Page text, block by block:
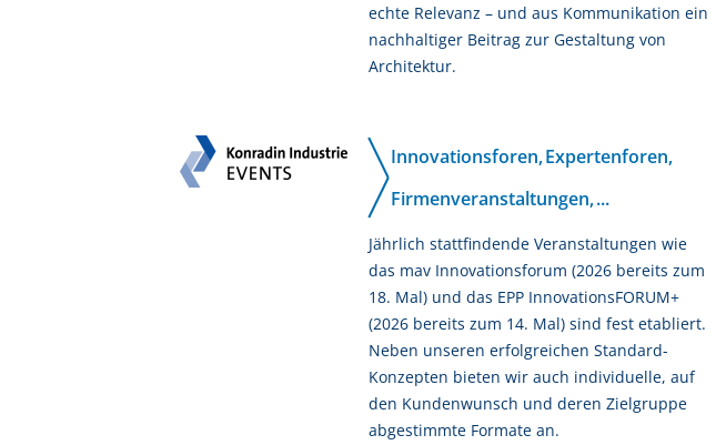
echte Relevanz – und aus Kommunikation ein
nachhaltiger Beitrag zur Gestaltung von
Architektur.
Innovationsforen, Expertenforen,
Firmenveranstaltungen, ...
Jährlich stattfindende Veranstaltungen wie
das mav Innovationsforum (2026 bereits zum
18. Mal) und das EPP InnovationsFORUM+
(2026 bereits zum 14. Mal) sind fest etabliert.
Neben unseren erfolgreichen Standard-
Konzepten bieten wir auch individuelle, auf
den Kundenwunsch und deren Zielgruppe
abgestimmte Formate an.